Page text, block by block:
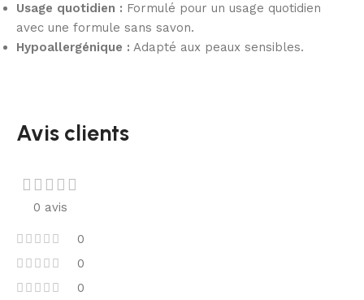
Usage quotidien : Formulé pour un usage quotidien
avec une formule sans savon.
Hypoallergénique : Adapté aux peaux sensibles.
Avis clients
0 avis
0
0
0